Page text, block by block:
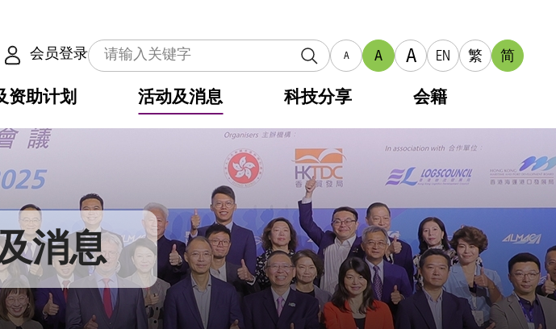
会员登录 A A A EN 繁 简
资助计划 活动及消息 科技分享 会籍
消息